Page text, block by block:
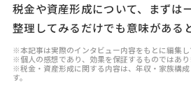
税金や資産形成について、まずは
整理してみるだけでも意味がある
※本記事は実際のインタビュー内容をもとに編集し
※個人の感想であり、効果を保証するものではあり
※税金・資産形成に関する内容は、年収・家族構
す。